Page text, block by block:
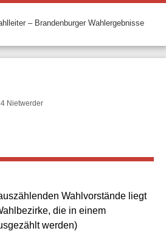
– Brandenburger Wahlergebnisse
Nietwerder
Wahlvorstände liegt
die in einem
werden)